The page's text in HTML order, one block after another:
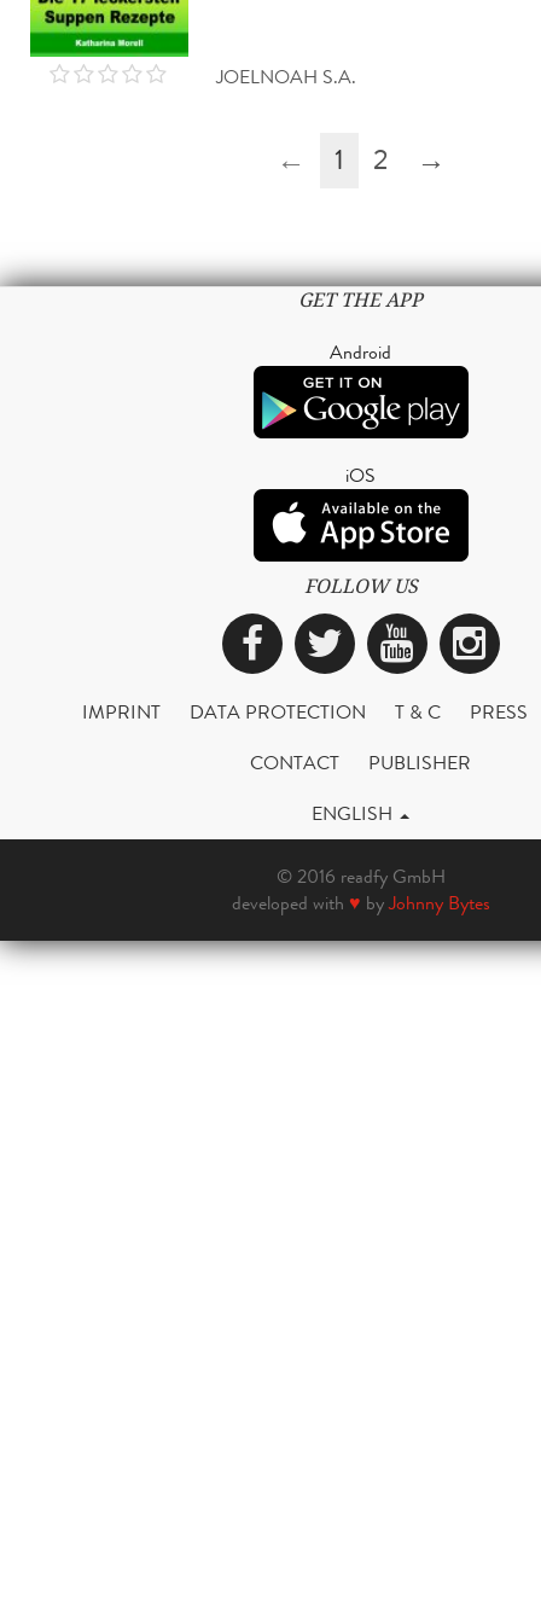
JOELNOAH S.A.
← 1 2 →
GET THE APP
Android
iOS
FOLLOW US
Facebook
Twitter
IMPRINT DATA PROTECTION T & C
PRESS
CONTACT
PUBLISHER
ENGLISH
© 2016 readfy GmbH
developed with ♥ byJohnny Bytes